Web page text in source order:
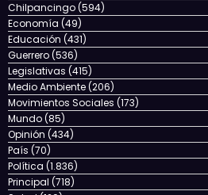
Chilpancingo(594)
Economía (49)
Educación (431)
Guerrero(536)
Legislativas (415)
Medio Ambiente(206)
Movimientos Sociales (173)
Mundo(85)
Opinión (434)
País (70)
Política (1.836)
Principal (718)